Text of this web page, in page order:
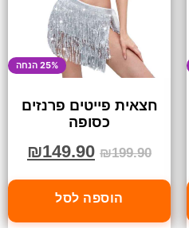
25% הנחה
חצאית פייטים פרנזים
כסופה
₪199.90
₪149.90
הוספה לסל